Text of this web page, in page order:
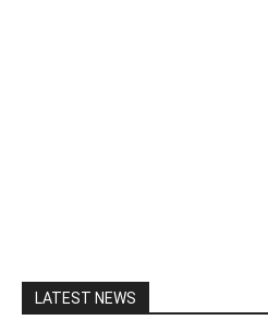
LATEST NEWS